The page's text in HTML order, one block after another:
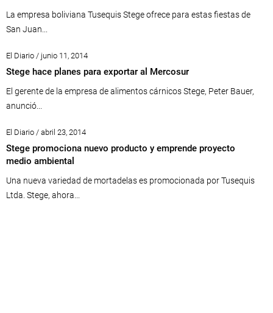
La empresa boliviana Tusequis Stege ofrece para estas fiestas de
San Juan...
El Diario / junio 11, 2014
Stege hace planes para exportar al Mercosur
El gerente de la empresa de alimentos cárnicos Stege, Peter Bauer,
anunció...
El Diario / abril 23, 2014
Stege promociona nuevo producto y emprende proyecto
medio ambiental
Una nueva variedad de mortadelas es promocionada por Tusequis
Ltda. Stege, ahora...